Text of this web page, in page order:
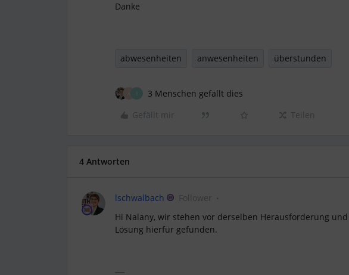
Danke
abwesenheiten anwesenheiten überstunden
3 Menschen gefällt dies
Gefällt mir
Teilen
4 Antworten
lschwalbach Follower
Hi Nalany, wir stehen vor derselben Herausforderung
Lösung hierfür gefunden.